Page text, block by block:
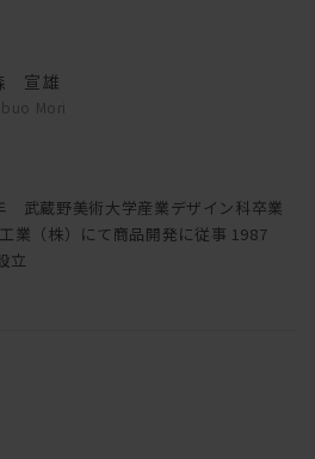
宣雄
Mori
武蔵野美術大学産業デザイン科卒業
業（株）にて商品開発に従事 1987
立